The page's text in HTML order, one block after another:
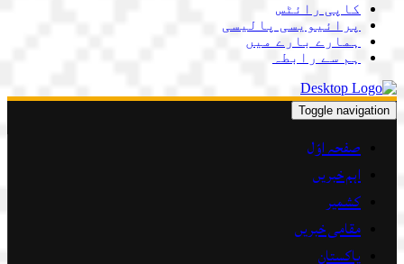
کاپی رائٹس
پرائیویسی پالیسی
ہمارے بارے میں
ہم سے رابطہ
Toggle navigation
صفحہ اوّل
اہم خبریں
کشمیر
مقامی خبریں
پاکستان